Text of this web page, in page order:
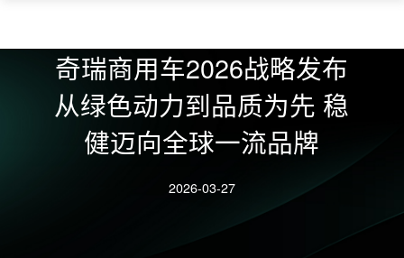
奇瑞商用车2026战略发布
从绿色动力到品质为先 稳
健迈向全球一流品牌
2026-03-27